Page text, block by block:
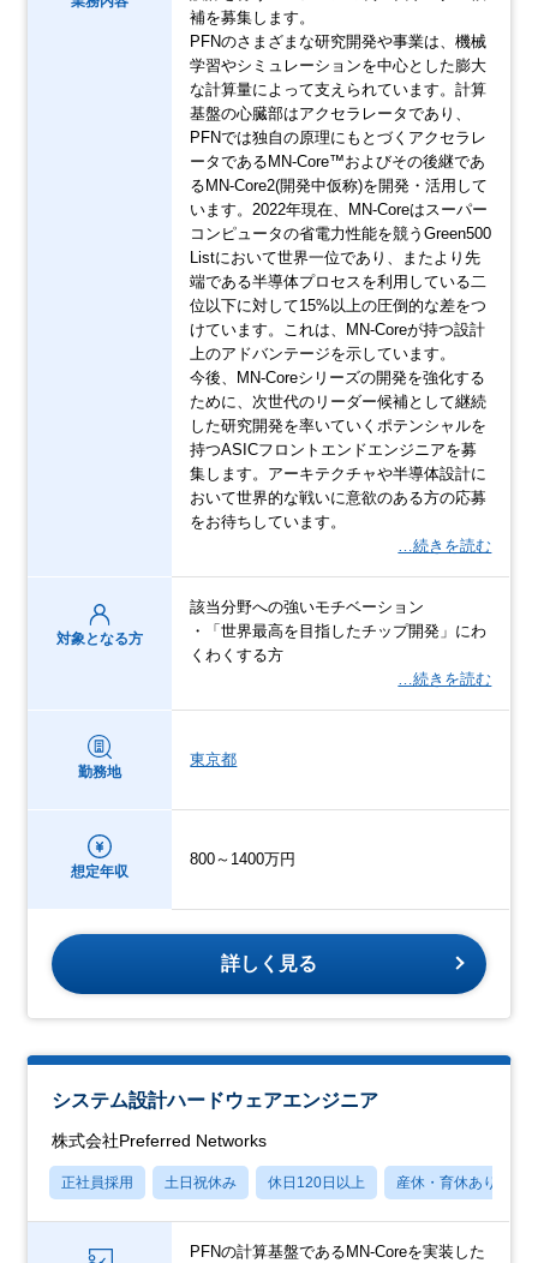
補を募集します。
PFNのさまざまな研究開発や事業は、機械
学習やシミュレーションを中心とした膨大
な計算量によって支えられています。計算
基盤の心臓部はアクセラレータであり、
PFNでは独自の原理にもとづくアクセラレ
ータであるMN-Core™およびその後継であ
るMN-Core2(開発中仮称)を開発・活用して
います。2022年現在、MN-Coreはスーパー
コンピュータの省電力性能を競うGreen500
Listにおいて世界一位であり、またより先
端である半導体プロセスを利用している二
位以下に対して15%以上の圧倒的な差をつ
けています。これは、MN-Coreが持つ設計
上のアドバンテージを示しています。
今後、MN-Coreシリーズの開発を強化する
ために、次世代のリーダー候補として継続
した研究開発を率いていくポテンシャルを
持つASICフロントエンドエンジニアを募
集します。アーキテクチャや半導体設計に
おいて世界的な戦いに意欲のある方の応募
をお待ちしています。
…続きを読む
対象となる方
該当分野への強いモチベーション
・「世界最高を目指したチップ開発」にわ
くわくする方
…続きを読む
勤務地
東京都
想定年収
800～1400万円
詳しく見る
システム設計ハードウェアエンジニア
株式会社Preferred Networks
正社員採用 土日祝休み 休日120日以上 産休・育休あり
PFNの計算基盤であるMN-Coreを実装した